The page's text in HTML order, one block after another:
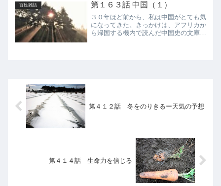
じで、まず働き盛りの男性...
百姓雑話 第１６３話 中国（１）
３０年ほど前から、私は中国がとても気
になってきた。きっかけは、アフリカか
ら帰国する機内で読んだ中国史の文庫本
第４１２話 冬をのりきるー天気の予想
第４１４話 生命力を信じる